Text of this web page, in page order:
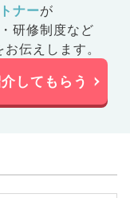
ナーが
研修制度など
伝えします。
してもらう